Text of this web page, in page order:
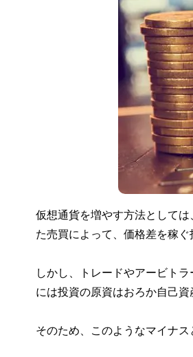
仮想通貨を増やす方法として
た売買によって、価格差を稼ぐ
しかし、トレードやアービト
には投資の原資はおろか自己資
そのため、このようなマイナ